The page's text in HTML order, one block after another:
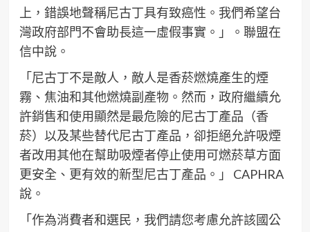
上，錯誤地聲稱尼古丁具有致癌性。我們希望台
灣政府部門不會助長這一虛假事實。」。聯盟在
信中說。
「尼古丁不是敵人，敵人是香菸燃燒產生的煙
霧、焦油和其他燃燒副產物。然而，政府繼續允
許銷售和使用顯然是最危險的尼古丁產品（香
菸）以及某些替代尼古丁產品，卻拒絕允許吸煙
者改用其他在幫助吸煙者停止使用可燃菸草方面
更安全、更有效的新型尼古丁產品。」 CAPHRA
說。
「作為消費者和選民，我們請您考慮允許該國公